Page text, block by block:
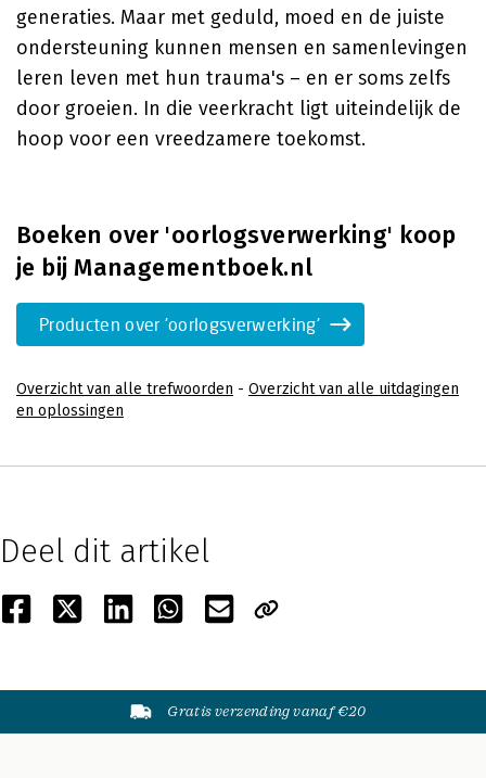
generaties. Maar met geduld, moed en de juiste
ondersteuning kunnen mensen en samenlevingen
leren leven met hun trauma's – en er soms zelfs
door groeien. In die veerkracht ligt uiteindelijk de
hoop voor een vreedzamere toekomst.
Boeken over 'oorlogsverwerking' koop
je bij Managementboek.nl
Producten over 'oorlogsverwerking'
Overzicht van alle trefwoorden - Overzicht van alle uitdagingen
en oplossingen
Deel dit artikel
Gratis verzending vanaf €20